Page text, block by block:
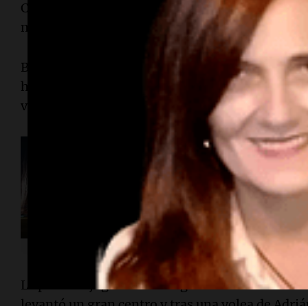
Con el triunfo, el “Pirata” se mantiene en la
mano del entrenador Ricardo Zielinski y avanzó
Belgrano llegaba a este choque con una moral
histórico triunfo ante su clásico rival,Talleres,
visitante.
La Cadena del Gol
El impactante
hinchas de
Alberdi
La primera jugada clara llegó a los siete